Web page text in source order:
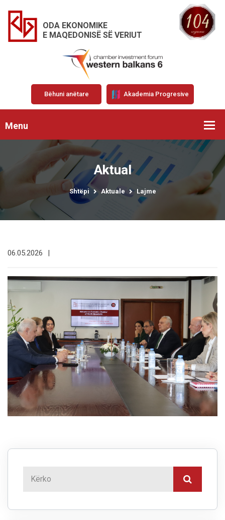
ODA EKONOMIKE
E MAQEDONISË SË VERIUT
Bëhuni anëtare Akademia Progresive
Menu
Aktual
Shtëpi Aktuale Lajme
06.05.2026 |